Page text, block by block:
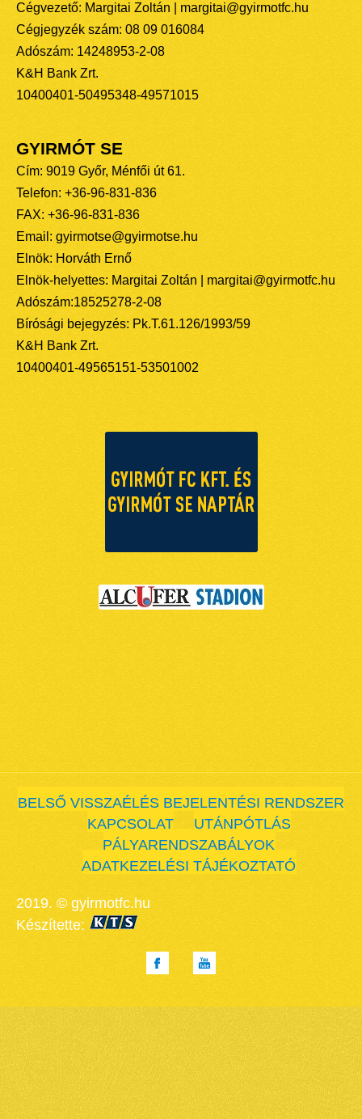
Cégvezető: Margitai Zoltán | margitai@gyirmotfc.hu
Cégjegyzék szám: 08 09 016084
Adószám: 14248953-2-08
K&H Bank Zrt.
10400401-50495348-49571015
GYIRMÓT SE
Cím: 9019 Győr, Ménfői út 61.
Telefon: +36-96-831-836
FAX: +36-96-831-836
Email: gyirmotse@gyirmotse.hu
Elnök: Horváth Ernő
Elnök-helyettes: Margitai Zoltán | margitai@gyirmotfc.hu
Adószám:18525278-2-08
Bírósági bejegyzés: Pk.T.61.126/1993/59
K&H Bank Zrt.
10400401-49565151-53501002
BELSŐ VISSZAÉLÉS BEJELENTÉSI RENDSZER
KAPCSOLAT
UTÁNPÓTLÁS
PÁLYARENDSZABÁLYOK
ADATKEZELÉSI TÁJÉKOZTATÓ
2019. © gyirmotfc.hu
Készítette: